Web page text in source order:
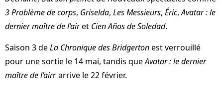
3 Problème de corps, Griselda, Les Messieurs, Éric,Avatar : le
dernier maître de l’airet Cien Años de Soledad.
Saison 3 deLa Chronique des Bridgertonest verrouillé
pour une sortie le 14 mai, tandis queAvatar : le dernier
maître de l’airr arrive le 22 février.